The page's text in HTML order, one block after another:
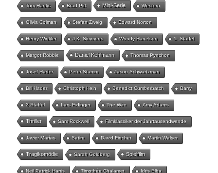
Tom Hanks Brad Pitt Mini-Serie Western
Olivia Colman Stefan Zweig Edward Norton
Henry Winkler J.K. Simmons Woody Harrelson 1. Staffel
Margot Robbie Daniel Kehlmann Thomas Pynchon
Josef Hader Peter Stamm Jason Schwartzman
Bill Hader Christoph Hein Benedict Cumberbatch Barry
2.Staffel Lars Eidinger The Wire Amy Adams
Thriller Sam Rockwell Filmklassiker der Jahrtausendwende
Javier Marías Satire David Fincher Martin Walser
Tragikomödie Sarah Goldberg Spielfilm
Neil Patrick Harris Timothée Chalamet Idris Elba